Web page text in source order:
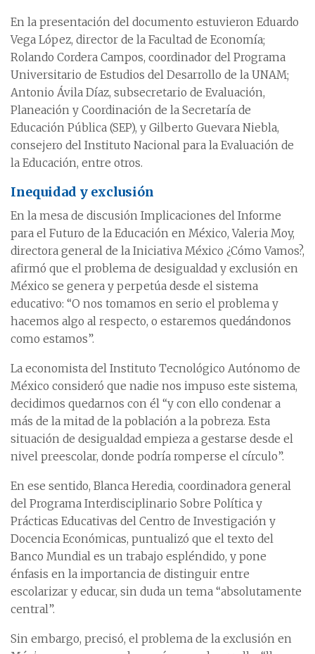
En la presentación del documento estuvieron Eduardo
Vega López, director de la Facultad de Economía;
Rolando Cordera Campos, coordinador del Programa
Universitario de Estudios del Desarrollo de la UNAM;
Antonio Ávila Díaz, subsecretario de Evaluación,
Planeación y Coordinación de la Secretaría de
Educación Pública (SEP), y Gilberto Guevara Niebla,
consejero del Instituto Nacional para la Evaluación de
la Educación, entre otros.
Inequidad y exclusión
En la mesa de discusión Implicaciones del Informe
para el Futuro de la Educación en México, Valeria Moy,
directora general de la Iniciativa México ¿Cómo Vamos?,
afirmó que el problema de desigualdad y exclusión en
México se genera y perpetúa desde el sistema
educativo: “O nos tomamos en serio el problema y
hacemos algo al respecto, o estaremos quedándonos
como estamos”.
La economista del Instituto Tecnológico Autónomo de
México consideró que nadie nos impuso este sistema,
decidimos quedarnos con él “y con ello condenar a
más de la mitad de la población a la pobreza. Esta
situación de desigualdad empieza a gestarse desde el
nivel preescolar, donde podría romperse el círculo”.
En ese sentido, Blanca Heredia, coordinadora general
del Programa Interdisciplinario Sobre Política y
Prácticas Educativas del Centro de Investigación y
Docencia Económicas, puntualizó que el texto del
Banco Mundial es un trabajo espléndido, y pone
énfasis en la importancia de distinguir entre
escolarizar y educar, sin duda un tema “absolutamente
central”.
Sin embargo, precisó, el problema de la exclusión en